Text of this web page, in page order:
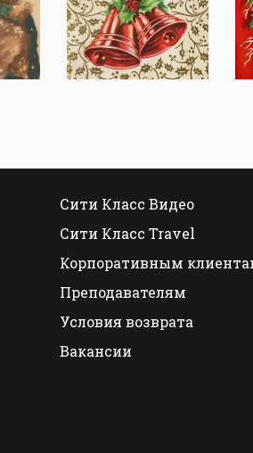
Сити Класс Видео
Сити Класс Travel
Корпоративным
Преподавателям
Условия возврата
Вакансии